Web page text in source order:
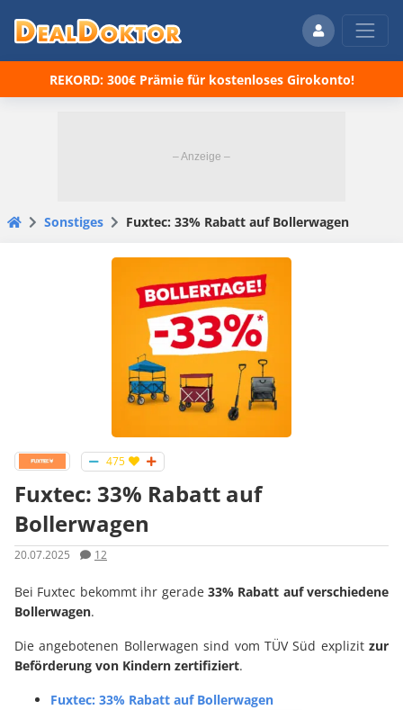
REKORD: 300€ Prämie für kostenloses Girokonto!
Sonstiges Fuxtec: 33% Rabatt auf Bollerwagen
475
Fuxtec: 33% Rabatt auf
Bollerwagen
20.07.2025 12
Bei Fuxtec bekommt ihr gerade 33% Rabatt auf verschiedene
Bollerwagen.
Die angebotenen Bollerwagen sind vom TÜV Süd explizit zur
Beförderung von Kindern zertifiziert.
Fuxtec: 33% Rabatt auf Bollerwagen